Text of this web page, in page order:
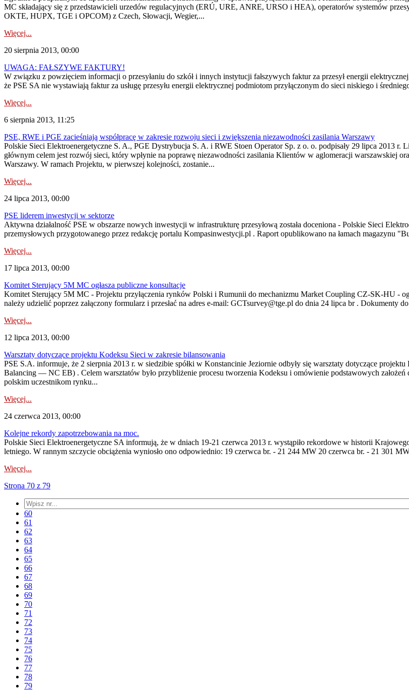
MC składający się z przedstawicieli urzedów regulacyjnych (ERÚ, URE, ANRE, URSO i HEA), operatorów systemów
OKTE, HUPX, TGE i OPCOM) z Czech, Słowacji, Wegier,...
Więcej...
20 sierpnia 2013, 00:00
UWAGA: FAŁSZYWE FAKTURY!
W związku z powzięciem informacji o przesyłaniu do szkół i innych instytucji fałszywych faktur za przesył energii
że PSE SA nie wystawiają faktur za usługę przesyłu energii elektrycznej podmiotom przyłączonym do sieci niskiego i
Więcej...
6 sierpnia 2013, 11:25
PSE, RWE i PGE zacieśniają współpracę w zakresie rozwoju sieci i zwiększenia niezawodności zasilania Warszawy
Polskie Sieci Elektroenergetyczne S. A., PGE Dystrybucja S. A. i RWE Stoen Operator Sp. z o. o. podpisały 29 lipca 2013
głównym celem jest rozwój sieci, który wpłynie na poprawę niezawodności zasilania Klientów w aglomeracji warszawskiej
Warszawy. W ramach Projektu, w pierwszej kolejności, zostanie...
Więcej...
24 lipca 2013, 00:00
PSE liderem inwestycji w sektorze
Aktywna działalność PSE w obszarze nowych inwestycji w infrastrukturę przesyłową została doceniona - Polskie Sieci
przemysłowych przygotowanego przez redakcję portalu Kompasinwestycji.pl . Raport opublikowano na łamach magazynu
Więcej...
17 lipca 2013, 00:00
Komitet Sterujący 5M MC ogłasza publiczne konsultacje
Komitet Sterujący 5M MC - Projektu przyłączenia rynków Polski i Rumunii do mechanizmu Market Coupling CZ-SK-HU -
należy udzielić poprzez załączony formularz i przesłać na adres e-mail: GCTsurvey@tge.pl do dnia 24 lipca br . Dokumenty
Więcej...
12 lipca 2013, 00:00
Warsztaty dotyczące projektu Kodeksu Sieci w zakresie bilansowania
PSE S.A. informuje, że 2 sierpnia 2013 r. w siedzibie spółki w Konstancinie Jeziornie odbyły się warsztaty dotyczące
Balancing — NC EB) . Celem warsztatów było przybliżenie procesu tworzenia Kodeksu i omówienie podstawowych
polskim uczestnikom rynku...
Więcej...
24 czerwca 2013, 00:00
Kolejne rekordy zapotrzebowania na moc.
Polskie Sieci Elektroenergetyczne SA informują, że w dniach 19-21 czerwca 2013 r. wystąpiło rekordowe w historii
letniego. W rannym szczycie obciążenia wyniosło ono odpowiednio: 19 czerwca br. - 21 244 MW 20 czerwca br. - 21 301
Więcej...
Strona 70 z 79
60
61
62
63
64
65
66
67
68
69
70
71
72
73
74
75
76
77
78
79